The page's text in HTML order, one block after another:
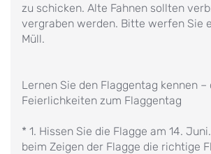
zu schicken. Alte Fahnen sollten
vergraben werden. Bitte werfen Sie
Müll.
Lernen Sie den Flaggentag kennen –
Feierlichkeiten zum Flaggentag
* 1. Hissen Sie die Flagge am 14.
beim Zeigen der Flagge die richtige